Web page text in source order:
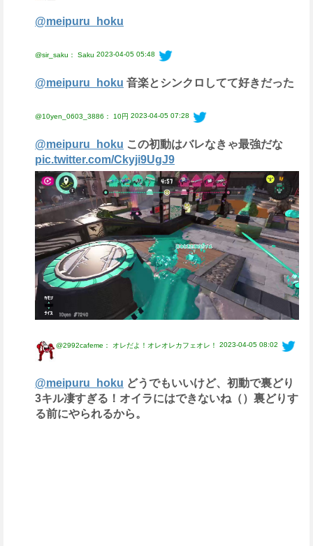
@meipuru_hoku
@sir_saku： Saku 2023-04-05 05:48
@meipuru_hoku 音楽とシンクロしてて好きだった
@10yen_0603_3886： 10円 2023-04-05 07:28
@meipuru_hoku この初動はバレなきゃ最強だな
pic.twitter.com/Ckyji9UgJ9
@2992cafeme： オレだよ！オレオレカフェオレ！ 2023-04-05 08:02
@meipuru_hoku どうでもいいけど、初動で裏どり
3キル凄すぎる！オイラにはできないね（）裏どりす
る前にやられるから。